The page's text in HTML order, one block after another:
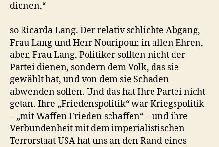
dienen,“
so Ricarda Lang. Der relativ schlichte Abgang,
Frau Lang und Herr Nouripour, in allen Ehren,
aber, Frau Lang, Politiker sollten nicht der
Partei dienen, sondern dem Volk, das sie
gewählt hat, und von dem sie Schaden
abwenden sollen. Und das hat Ihre Partei nicht
getan. Ihre „Friedenspolitik“ war Kriegspolitik
– „mit Waffen Frieden schaffen“ – und ihre
Verbundenheit mit dem imperialistischen
Terrorstaat USA hat uns an den Rand eines